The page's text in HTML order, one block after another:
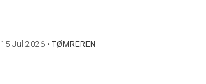
15 Jul 2026• TØMREREN